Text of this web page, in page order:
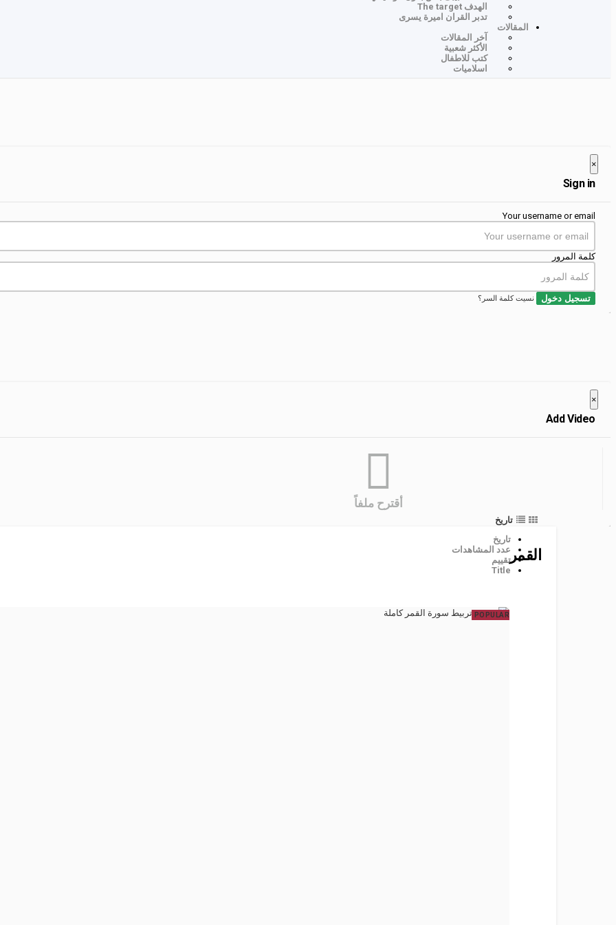
الهدف The target
تدبر القران اميرة يسرى
المقالات
آخر المقالات
الأكثر شعبية
كتب للاطفال
اسلاميات
×
Sign in
Your username or email
كلمة المرور
تسجيل دخول نسيت كلمة السر؟
×
Add Video
أقترح ملفاً
القمر
تاريخ
تاريخ
عدد المشاهدات
تقييم
Title
POPULAR